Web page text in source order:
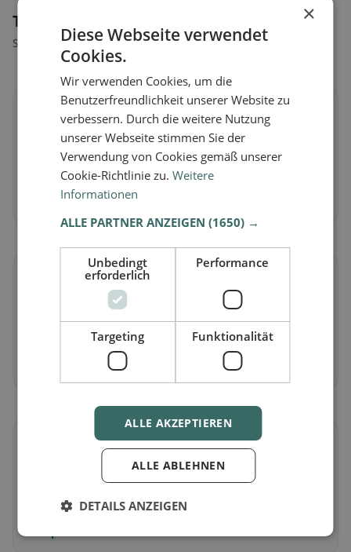
Tipi di alimentazione a Biel/Bienne
Scopri ristoranti adatti al tuo stile alimentare.
🌱
Veganoin Biel/Bienne
Piatti vegetali e cucina vegana
Scopri ora →
Vegetarianoin Biel/Bienne
Piatti senza carne e classici vegetariani
Senza glutinein Biel/Bienne
Opzioni senza glutine e consigli della community
×
Diese Webseite verwendet
Cookies.
Wir verwenden Cookies, um die
Benutzerfreundlichkeit unserer Website zu
verbessern. Durch die weitere Nutzung
unserer Webseite stimmen Sie der
Verwendung von Cookies gemäß unserer
Cookie-Richtlinie zu.Weitere
Informationen
ALLE PARTNER ANZEIGEN(1650) →
Unbedingt
erforderlich
Performance
Targeting Funktionalität
ALLE AKZEPTIEREN
ALLE ABLEHNEN
DETAILS ANZEIGEN